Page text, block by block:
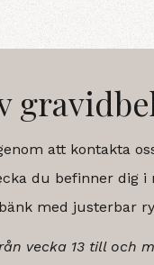
att kontakta
du befinner dig
med justerbar
vecka 13 till och